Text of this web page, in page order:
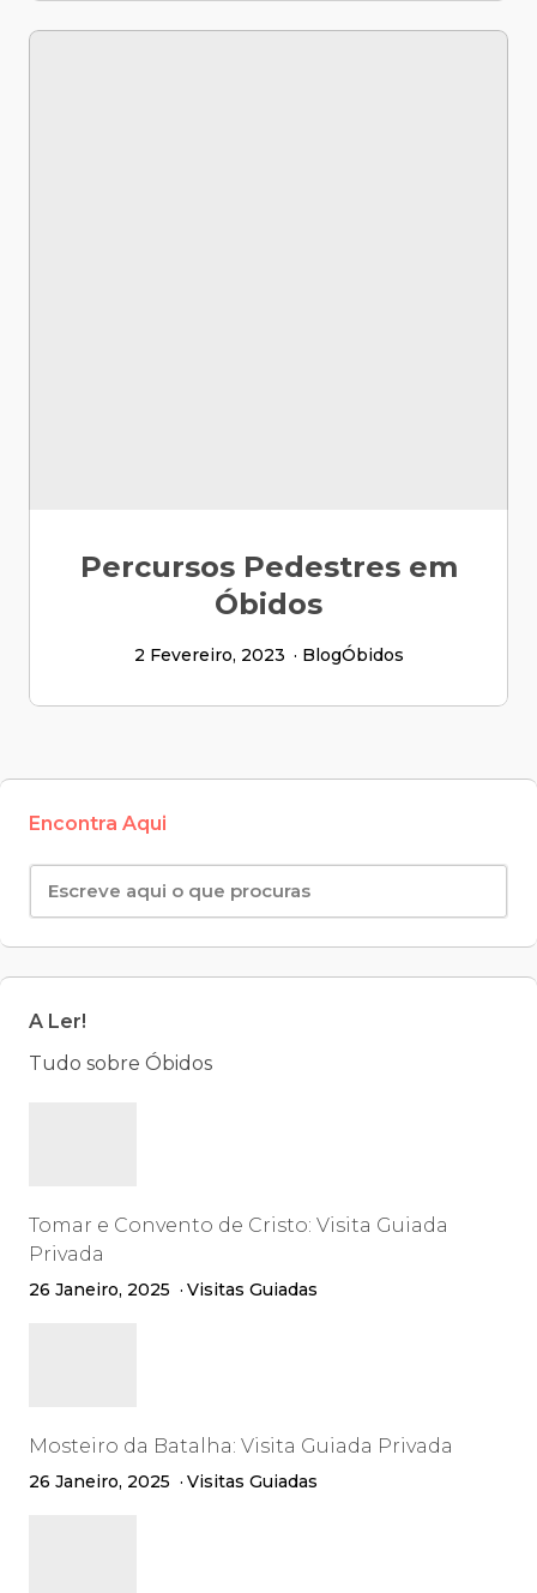
Percursos Pedestres em
Óbidos
2 Fevereiro, 2023 BlogÓbidos
Encontra Aqui
A Ler!
Tudo sobre Óbidos
Tomar e Convento de Cristo: Visita Guiada
Privada
26 Janeiro, 2025 Visitas Guiadas
Mosteiro da Batalha: Visita Guiada Privada
26 Janeiro, 2025 Visitas Guiadas